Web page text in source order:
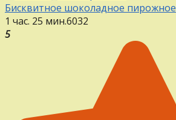
Бисквитное шоколадное пирожное
1 час. 25 мин.6032
5